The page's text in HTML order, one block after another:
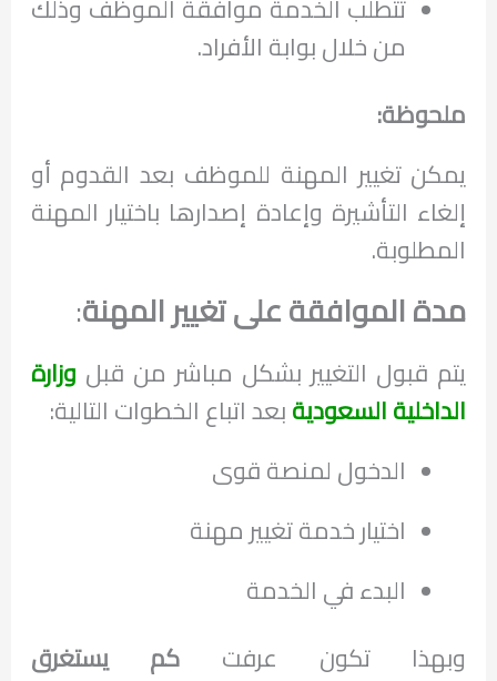
من خلال بوابة الأفراد.
ملحوظة:
يمكن تغيير المهنة للموظف بعد القدوم أو
إلغاء التأشيرة وإعادة إصدارها باختيار المهنة
المطلوبة.
مدة الموافقة على تغيير المهنة:
يتم قبول التغيير بشكل مباشر من قبل وزارة
الداخلية السعوديةبعد اتباع الخطوات التالية:
الدخول لمنصة قوى
اختيار خدمة تغيير مهنة
البدء في الخدمة
وبهذا تكون عرفت كم يستغرق